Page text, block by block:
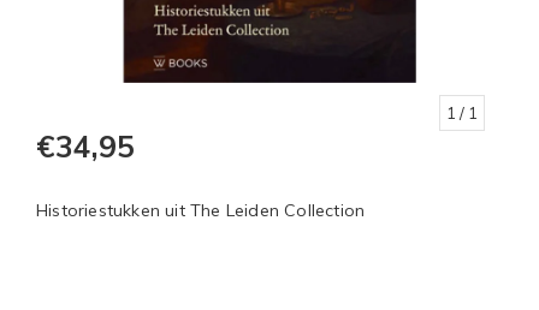
1 / 1
€34,95
Historiestukken uit The Leiden Collection